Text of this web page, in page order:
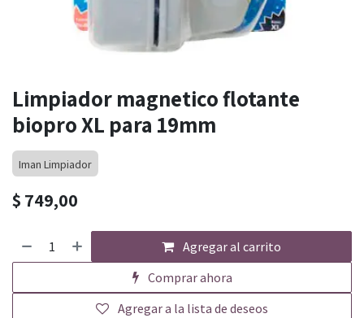
Limpiador magnetico flotante
biopro XL para 19mm
Iman Limpiador
$ 749,00
Agregar al carrito
Comprar ahora
Agregar a la lista de deseos